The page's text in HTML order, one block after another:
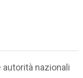
autorità nazionali